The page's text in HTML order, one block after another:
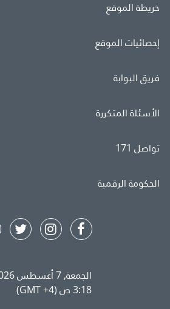
خريطة الموقع
إحصائيات الموقع
فريق البوابة
الأسئلة المتكررة
تواصل 171
الحكومة الرقمية
الجمعة, 7 أغسطس 2026
3:18 ص (GMT +4)